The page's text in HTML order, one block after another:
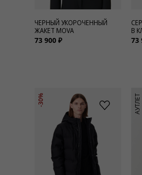
ЧЕРНЫЙ УКОРОЧЕННЫЙ
ЖАКЕТ MOVA
73 900 ₽
В
73
-30% АУТЛЕТ